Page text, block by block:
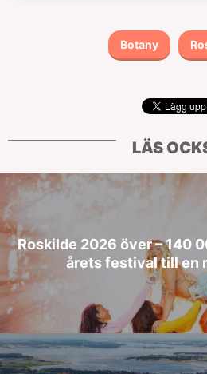
Botany
LÄS
Roskilde 2026 över – 140
årets festival till en